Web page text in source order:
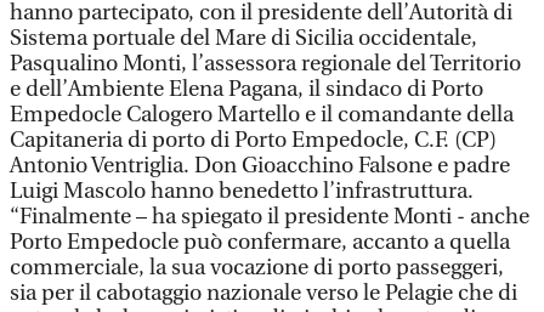
hanno partecipato, con il presidente dell’Autorità di
Sistema portuale del Mare di Sicilia occidentale,
Pasqualino Monti, l’assessora regionale del Territorio
e dell’Ambiente Elena Pagana, il sindaco di Porto
Empedocle Calogero Martello e il comandante della
Capitaneria di porto di Porto Empedocle, C.F. (CP)
Antonio Ventriglia. Don Gioacchino Falsone e padre
Luigi Mascolo hanno benedetto l’infrastruttura.
“Finalmente – ha spiegato il presidente Monti - anche
Porto Empedocle può confermare, accanto a quella
commerciale, la sua vocazione di porto passeggeri,
sia per il cabotaggio nazionale verso le Pelagie che di